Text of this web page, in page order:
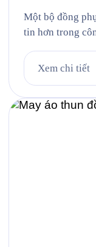
Một bộ đồng
tin hơn trong
khách hàng. Đó
nhiều doanh
Xem chi tiết